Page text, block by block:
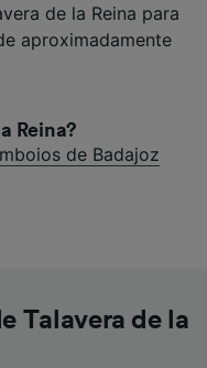
de la Reina para
aproximadamente
Reina?
de Badajoz
Talavera de la